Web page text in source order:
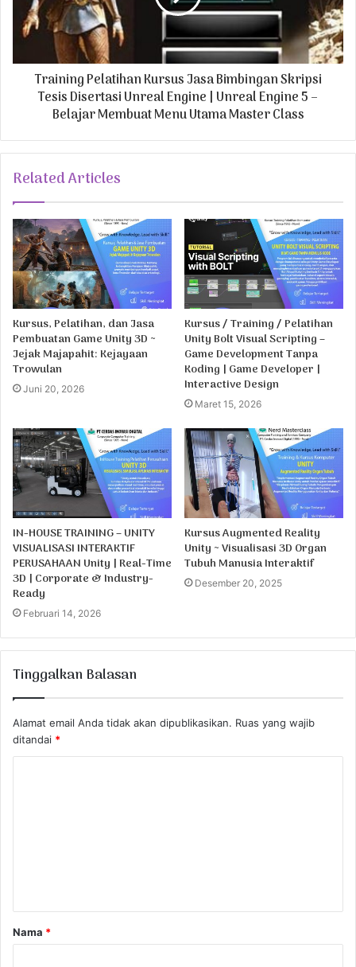
Training Pelatihan Kursus Jasa Bimbingan Skripsi
Tesis Disertasi Unreal Engine | Unreal Engine 5 –
Belajar Membuat Menu Utama Master Class
Related Articles
Kursus, Pelatihan, dan Jasa
Pembuatan Game Unity 3D ~
Jejak Majapahit: Kejayaan
Trowulan
Juni 20, 2026
Kursus / Training / Pelatihan
Unity Bolt Visual Scripting –
Game Development Tanpa
Koding | Game Developer |
Interactive Design
Maret 15, 2026
IN-HOUSE TRAINING – UNITY
VISUALISASI INTERAKTIF
PERUSAHAAN Unity | Real-Time
3D | Corporate & Industry-
Ready
Februari 14, 2026
Kursus Augmented Reality
Unity ~ Visualisasi 3D Organ
Tubuh Manusia Interaktif
Desember 20, 2025
Tinggalkan Balasan
Alamat email Anda tidak akan dipublikasikan. Ruas yang wajib
ditandai *
a
r
Nama *